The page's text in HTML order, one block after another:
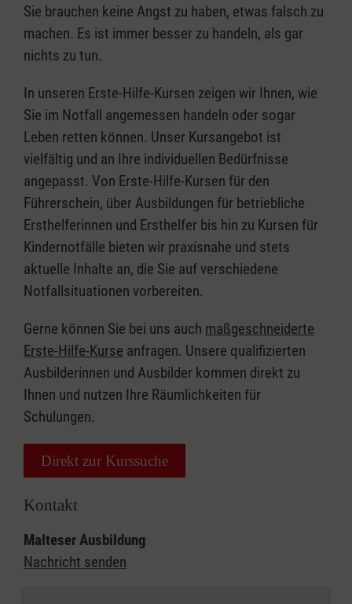
Sie brauchen keine Angst zu haben, etwas falsch zu
machen. Es ist immer besser zu handeln, als gar
nichts zu tun.
In unseren Erste-Hilfe-Kursen zeigen wir Ihnen, wie
Sie im Notfall angemessen handeln oder sogar
Leben retten können. Unser Kursangebot ist
vielfältig und an Ihre individuellen Bedürfnisse
angepasst. Von Erste-Hilfe-Kursen für den
Führerschein, über Ausbildungen für betriebliche
Ersthelferinnen und Ersthelfer bis hin zu Kursen für
Kindernotfälle bieten wir praxisnahe und stets
aktuelle Inhalte an, die Sie auf verschiedene
Notfallsituationen vorbereiten.
Gerne können Sie bei uns auch maßgeschneiderte
Erste-Hilfe-Kurse anfragen. Unsere qualifizierten
Ausbilderinnen und Ausbilder kommen direkt zu
Ihnen und nutzen Ihre Räumlichkeiten für
Schulungen.
Direkt zur Kurssuche
Kontakt
Malteser Ausbildung
Nachricht senden